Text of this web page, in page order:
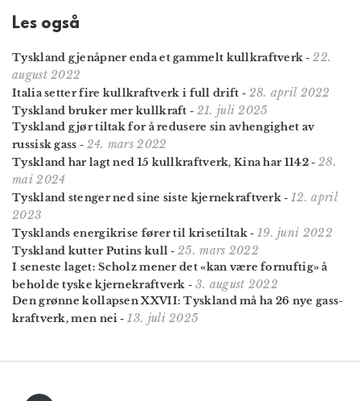
Les også
Tyskland gjenåpner enda et gammelt kull­kraft­verk - 22.
august 2022
Italia setter fire kull­kraftverk i full drift - 28. april 2022
Tyskland bruker mer kullkraft - 21. juli 2025
Tyskland gjør tiltak for å redusere sin avhengighet av
russisk gass - 24. mars 2022
Tyskland har lagt ned 15 kullkraftverk, Kina har 1142- 28.
mai 2024
Tyskland stenger ned sine siste kjernekraftverk - 12. april
2023
Tysklands energikrise fører til krisetiltak - 19. juni 2022
Tyskland kutter Putins kull - 25. mars 2022
I seneste laget: Scholz mener det «kan være fornuftig» å
beholde tyske kjernekraftverk - 3. august 2022
Den grønne kollapsen XXVII: Tyskland må ha 26 nye gass­
kraft­verk, men nei - 13. juli 2025